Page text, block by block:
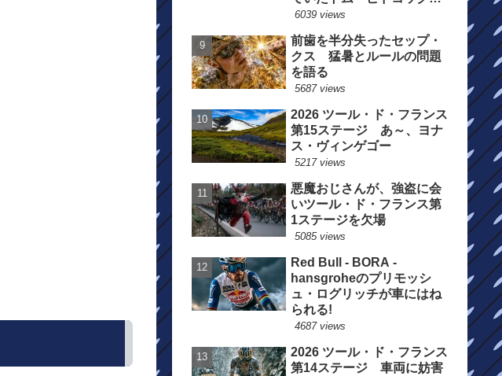
総合順位死守に
6039 views
前歯を半分失ったセップ・
クス 猛暑とルールの問題
を語る
5687 views
2026 ツール・ド・フランス
第15ステージ あ～、ヨナ
ス・ヴィンゲゴー
5217 views
悪魔おじさんが、強盗に会
いツール・ド・フランス第
1ステージを欠場
5085 views
Red Bull - BORA -
hansgroheのプリモッシ
ュ・ログリッチが車にはね
られる!
4687 views
2026 ツール・ド・フランス
第14ステージ 車両に妨害